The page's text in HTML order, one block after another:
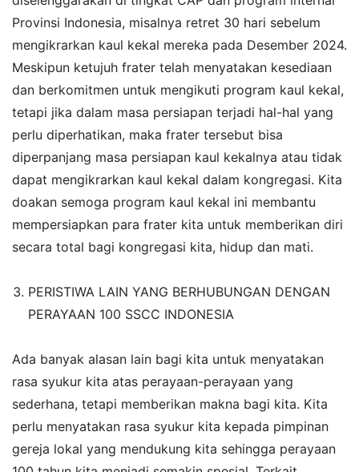
Provinsi Indonesia, misalnya retret 30 hari sebelum
mengikrarkan kaul kekal mereka pada Desember 2024.
Meskipun ketujuh frater telah menyatakan kesediaan
dan berkomitmen untuk mengikuti program kaul kekal,
tetapi jika dalam masa persiapan terjadi hal-hal yang
perlu diperhatikan, maka frater tersebut bisa
diperpanjang masa persiapan kaul kekalnya atau tidak
dapat mengikrarkan kaul kekal dalam kongregasi. Kita
doakan semoga program kaul kekal ini membantu
mempersiapkan para frater kita untuk memberikan diri
secara total bagi kongregasi kita, hidup dan mati.
PERISTIWA LAIN YANG BERHUBUNGAN DENGAN
PERAYAAN 100 SSCC INDONESIA
Ada banyak alasan lain bagi kita untuk menyatakan
rasa syukur kita atas perayaan-perayaan yang
sederhana, tetapi memberikan makna bagi kita. Kita
perlu menyatakan rasa syukur kita kepada pimpinan
gereja lokal yang mendukung kita sehingga perayaan